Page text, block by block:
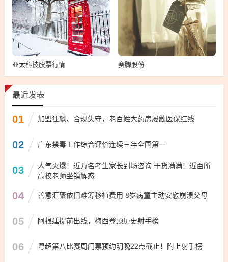
亚太科技股票行情 赛腾股份
最近发表
01 加盟狂飙、合规失守，老百姓大药房屡触医保红线
02 广东禁毒工作综合评价连续三年全国第一
03
人气火爆！近万名考生家长到场咨询 干货满满！近百所
高校老师坐镇解惑
04 善意汇聚依旧难筹移植费用 8岁病童主动安慰崩溃父母
05 阿根廷提前出线，梅西登顶历史射手榜
06 粤超第八比赛周门票预约明晚22点截止！附上射手榜